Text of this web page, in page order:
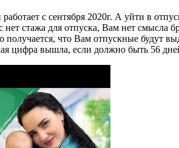
с сентября 2020г. А уйти в
стажа для отпуска, Вам нет смысла
что Вам отпускные будут
цифра вышла, если должно быть 56